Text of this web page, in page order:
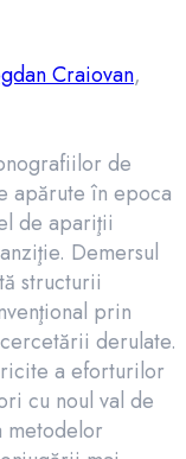
Craiovan,
de
apărute în epoca
de apariţii
Demersul
structurii
prin
derulate.
a eforturilor
cu noul val de
metodelor